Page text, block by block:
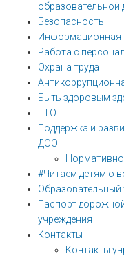
образовательной
Безопасность
Информационная
Работа с
Охрана труда
Быть здоровым
ГТО
Поддержка и
ДОО
#Читаем детям о
Образовательный
Паспорт
учреждения
Контакты
Контакты